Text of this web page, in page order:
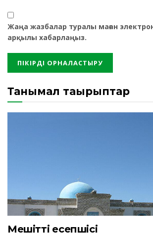
Жаңа жазбалар туралы маған
арқылы хабарлаңыз.
Танымал тақырыптар
Мешіттің есепшісі